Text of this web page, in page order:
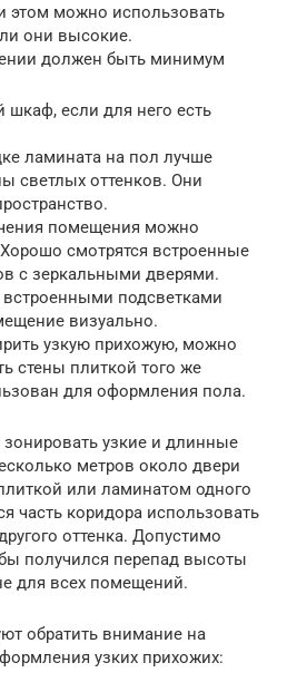
этом можно использовать
они высокие.
должен быть минимум
если для него есть
ламината на пол лучше
светлых оттенков. Они
помещения можно
смотрятся встроенные
с зеркальными дверями.
подсветками
визуально.
узкую прихожую, можно
стены плиткой того же
для оформления пола.
узкие и длинные
метров около двери
или ламинатом одного
часть коридора использовать
оттенка. Допустимо
получился перепад высоты
для всех помещений.
обратить внимание на
узких прихожих: